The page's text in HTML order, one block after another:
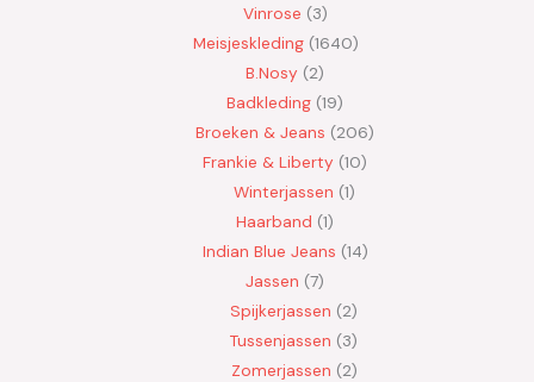
Vinrose 3
Meisjeskleding 1640
B.Nosy
2
Badkleding 19
Broeken & Jeans
206
Frankie & Liberty 10
Winterjassen 1
Haarband 1
Indian Blue Jeans 14
Jassen 7
Spijkerjassen
2
Tussenjassen
3
Zomerjassen 2